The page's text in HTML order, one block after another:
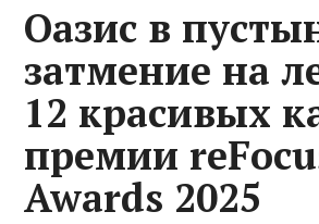
Оазис в
затмение на
12 красивых
премии
Awards 2025